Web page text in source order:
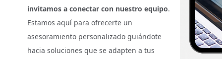
invitamos a conectar con nuestro equipo.
Estamos aquí para ofrecerte un
asesoramiento personalizado guiándote
hacia soluciones que se adapten a tus